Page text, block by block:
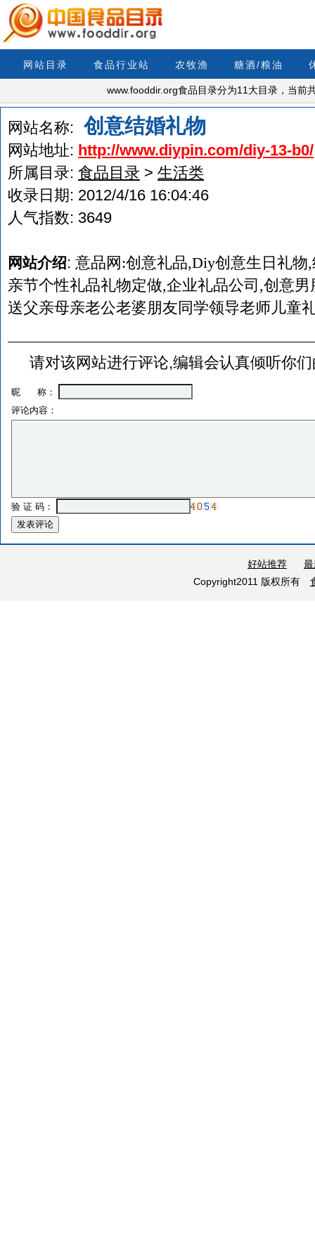
网站目录 食品行业站 农牧渔 糖酒/粮油
www.fooddir.org食品目录分为11大目录，当
网站名称: 创意结婚礼物
网站地址: http://www.diypin.com/diy-13-b0/
所属目录: 食品目录 > 生活类
收录日期: 2012/4/16 16:04:46
人气指数: 3649
网站介绍: 意品网:创意礼品,Diy创意生日礼物
亲节个性礼品礼物定做,企业礼品公司,创意
送父亲母亲老公老婆朋友同学领导老师儿童
请对该网站进行评论,编辑会认真倾听你
昵 称：
评论内容：
验 证 码：
好站推荐
Copyright2011 版权所有